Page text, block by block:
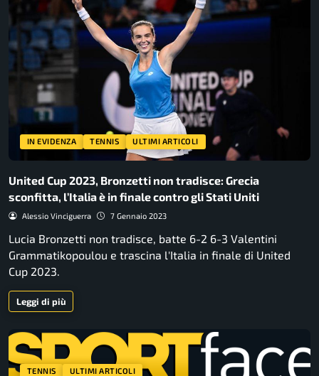
IN EVIDENZA TENNIS ULTIMI ARTICOLI
United Cup 2023, Bronzetti non tradisce: Grecia
sconfitta, l’Italia è in finale contro gli Stati Uniti
Alessio Vinciguerra 7 Gennaio 2023
Lucia Bronzetti non tradisce, batte 6-2 6-3 Valentini
Grammatikopoulou e trascina l'Italia in finale di United
Cup 2023.
Leggi di più
TENNIS ULTIMI ARTICOLI